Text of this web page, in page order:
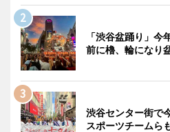
「渋谷盆踊り」
前に櫓、輪になり
渋谷センター街で
スポーツチームら